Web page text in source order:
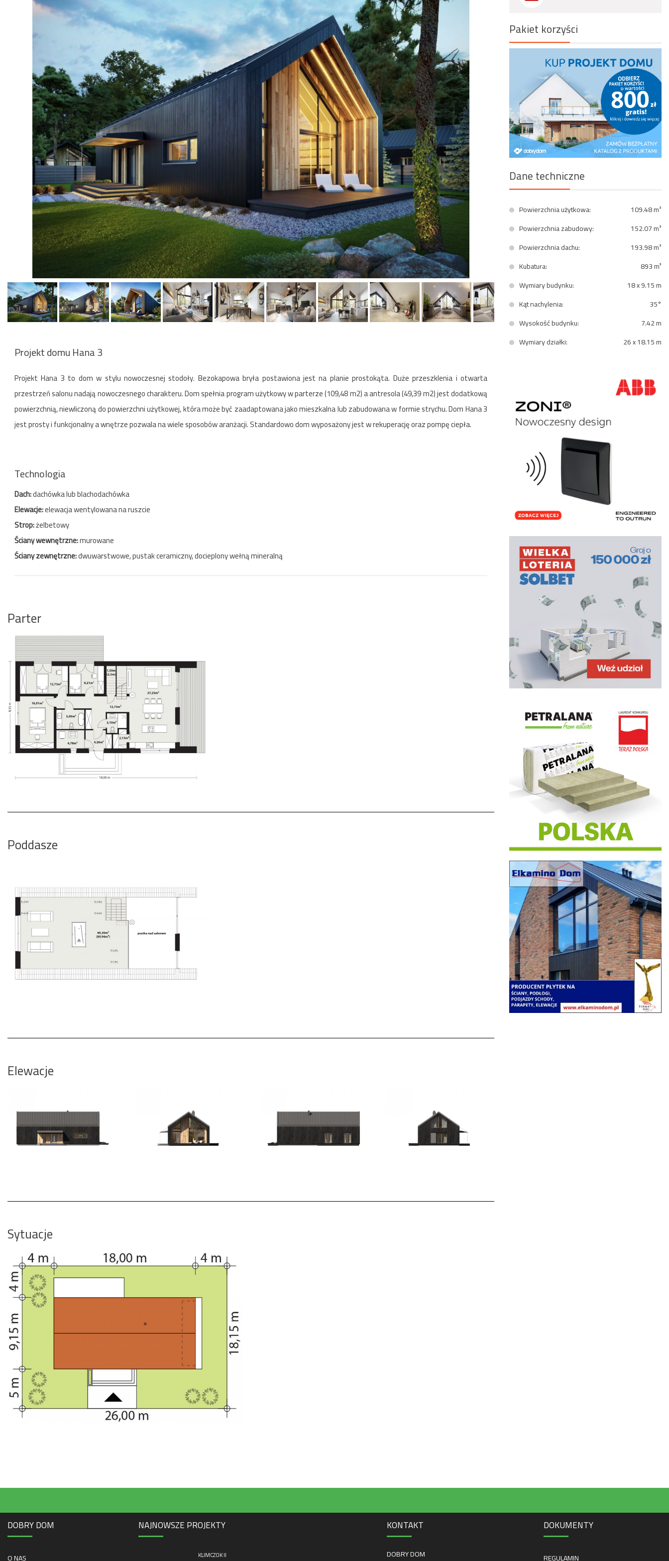
Szukaj
Projekt domu Hana 3
Projekt Hana 3 to dom w stylu nowoczesnej stodoły. Bezokapowa bryła postawiona jest na planie prostokąta. Duże przeszklenia i otwarta
przestrzeń salonu nadają nowoczesnego charakteru. Dom spełnia program użytkowy w parterze (109,48 m2) a antresola (49,39 m2) jest dodatkową
powierzchnią, niewliczoną do powierzchni użytkowej, która może być zaadaptowana jako mieszkalna lub zabudowana w formie strychu. Dom Hana 3
jest prosty i funkcjonalny a wnętrze pozwala na wiele sposobów aranżacji. Standardowo dom wyposażony jest w rekuperację oraz pompę ciepła.
Technologia
Dach:dachówka lub blachodachówka
Elewacje:elewacja wentylowana na ruszcie
Strop:żelbetowy
Ściany wewnętrzne:murowane
Ściany zewnętrzne:dwuwarstwowe, pustak ceramiczny, docieplony wełną mineralną
Parter
Poddasze
Elewacje
Sytuacje
Pakiet korzyści
Dane techniczne
Powierzchnia użytkowa:
109.48 m²
Powierzchnia zabudowy:
152.07 m²
Powierzchnia dachu:
193.98 m²
Kubatura:
893 m³
Wymiary budynku:
18 x 9.15 m
Kąt nachylenia:
35°
Wysokość budynku:
7.42 m
Wymiary działki:
26 x 18.15 m
DOBRY DOM
O NAS
NAJNOWSZE PROJEKTY
KLIMCZOK II
KONTAKT
DOBRY DOM
DOKUMENTY
REGULAMIN